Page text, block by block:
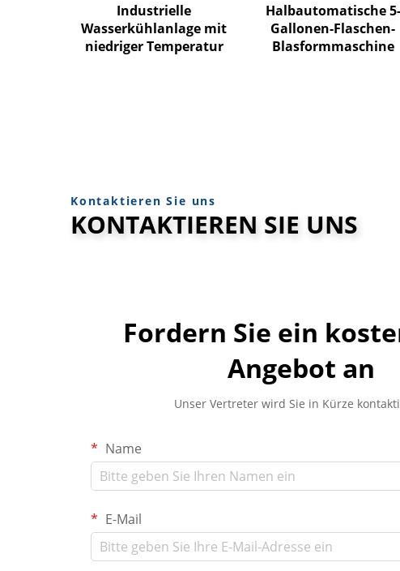
Industrielle
Wasserkühlanlage mit
niedriger Temperatur
Halbautomatische 5-
Gallonen-Flaschen-
Blasformmaschine
Kontaktieren Sie uns
KONTAKTIEREN SIE UNS
Fordern Sie ein
Angebot an
Unser Vertreter wird Sie in Kürze
Name
E-Mail